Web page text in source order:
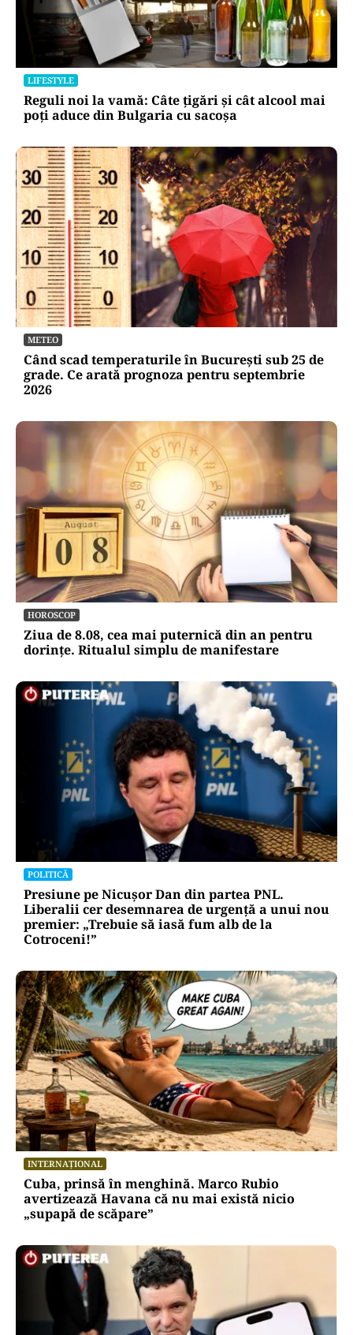
LIFESTYLE
Reguli noi la vamă: Câte țigări și cât alcool mai
poți aduce din Bulgaria cu sacoșa
METEO
Când scad temperaturile în București sub 25 de
grade. Ce arată prognoza pentru septembrie
2026
HOROSCOP
Ziua de 8.08, cea mai puternică din an pentru
dorințe. Ritualul simplu de manifestare
POLITICĂ
Presiune pe Nicușor Dan din partea PNL.
Liberalii cer desemnarea de urgență a unui nou
premier: „Trebuie să iasă fum alb de la
Cotroceni!”
INTERNAȚIONAL
Cuba, prinsă în menghină. Marco Rubio
avertizează Havana că nu mai există nicio
„supapă de scăpare”